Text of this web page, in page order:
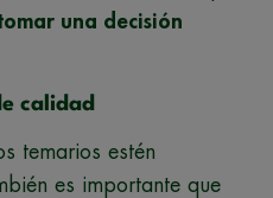
una decisión
calidad
temarios estén
es importante que